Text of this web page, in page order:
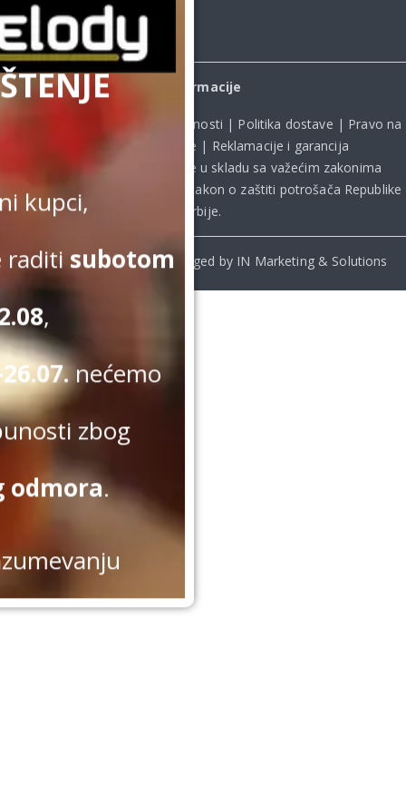
Kupovina na sajtu obavlja se u skladu sa važećim zakonima
Republike Srbije, uključujući **
Zakon o zaštiti potrošača Republike
Srbije.
Informacije
Politika privatnosti | Politika dostave | Pravo na
odustanak od kupovine | Reklamacije i garancija
© Beomelody.rs. 2025. Desinged by IN Marketing & Solutions
kupci,
raditisubotom
,
nećemo
zbog
odmora.